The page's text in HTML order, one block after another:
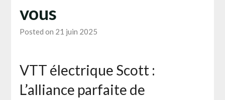
vous
Posted on 21 juin 2025
VTT électrique Scott :
L’alliance parfaite de